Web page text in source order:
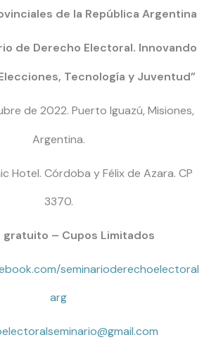
de la República Argentina
de Derecho Electoral. Innovando
Tecnología y Juventud”
de 2022. Puerto Iguazú, Misiones,
Argentina.
Hotel. Córdoba y Félix de Azara. CP
3370.
gratuito – Cupos Limitados
seminarioderechoelectoral
arg